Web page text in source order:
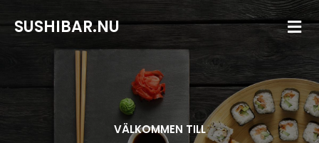
SUSHIBAR.NU
VÄLKOMMEN TILL